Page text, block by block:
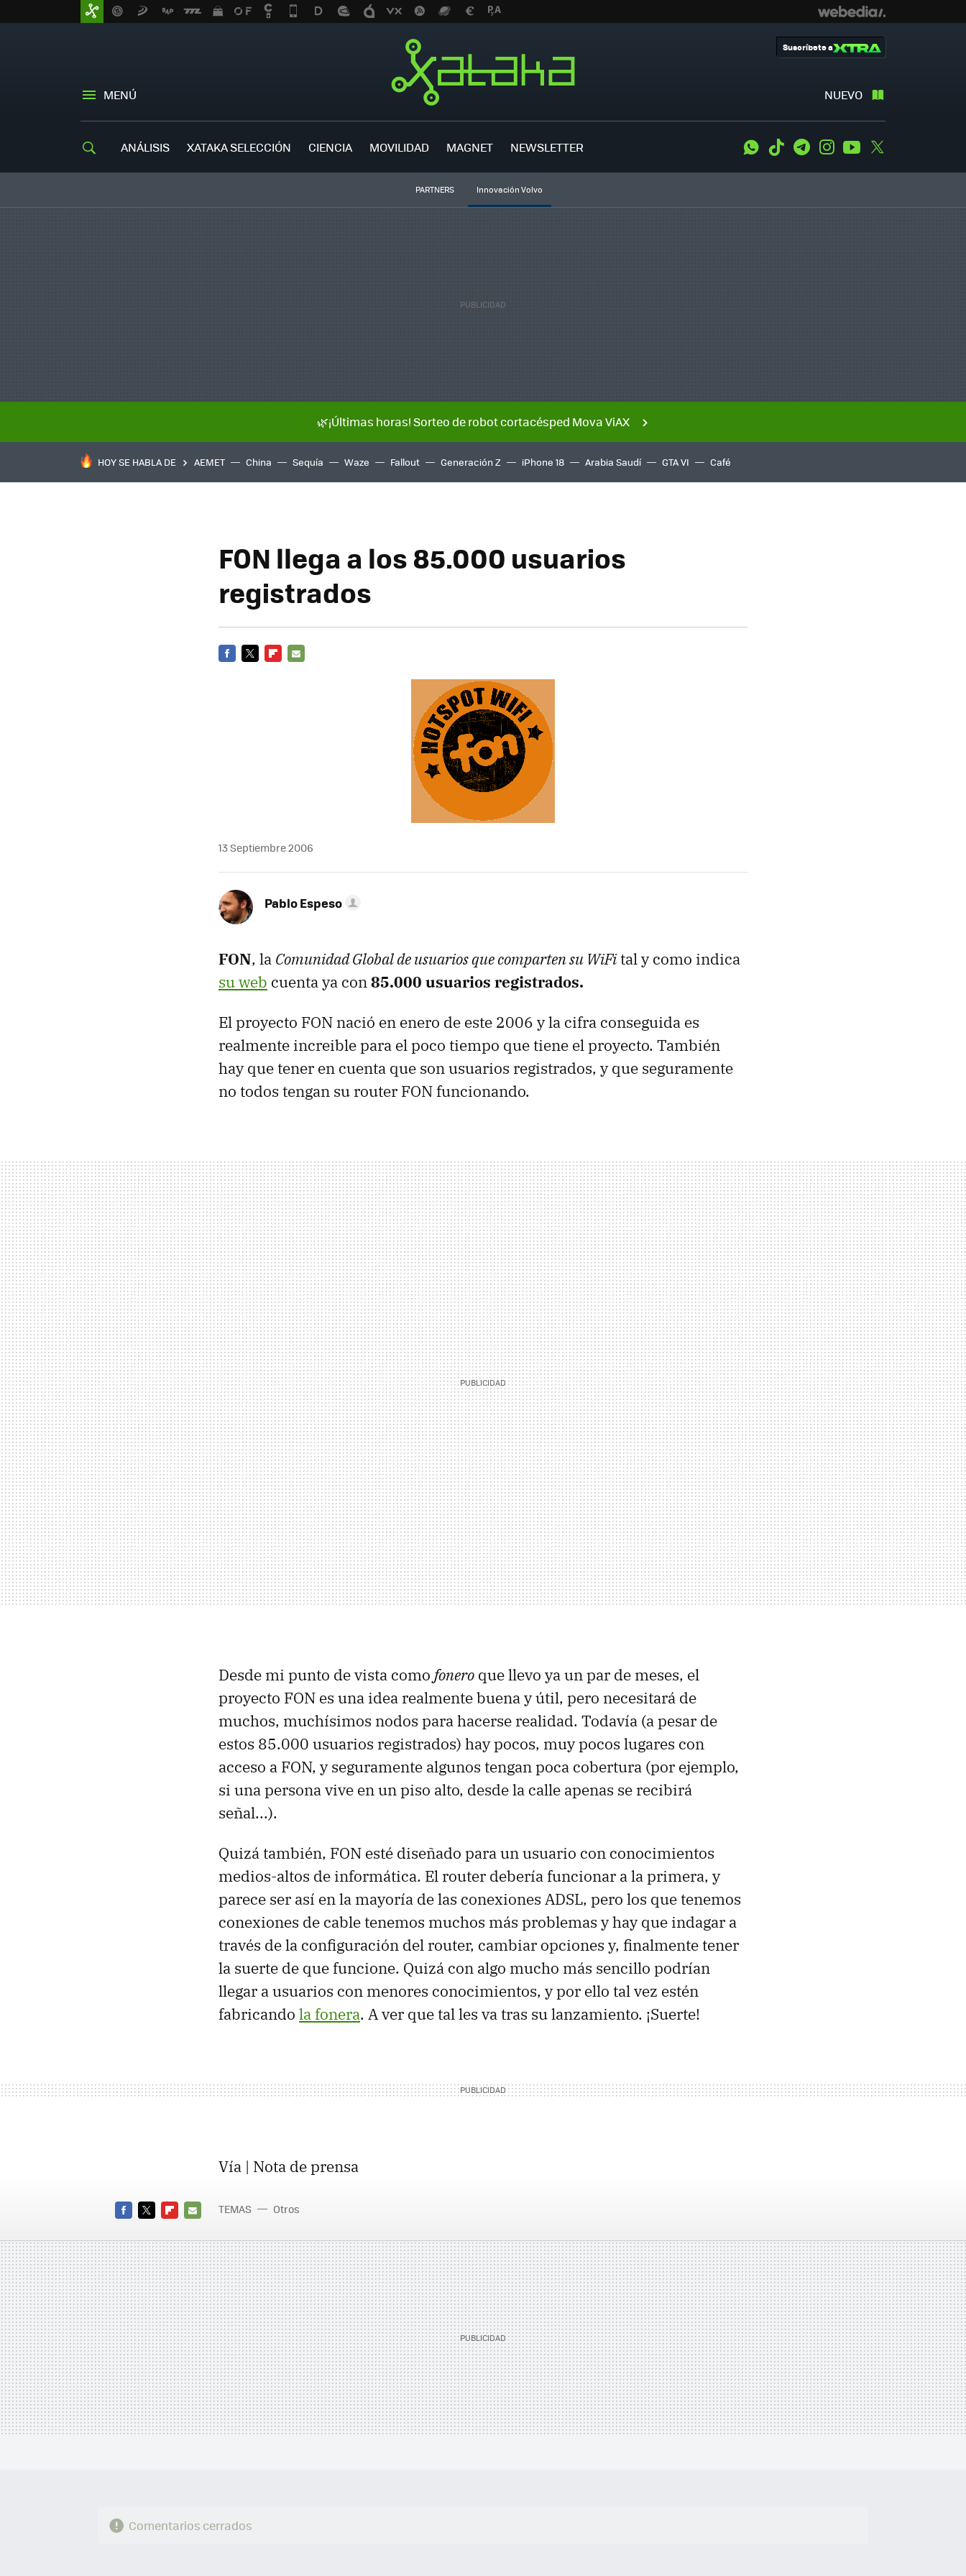
MENÚ NUEVO
Suscríbete a
ANÁLISIS XATAKA SELECCIÓN CIENCIA MOVILIDAD MAGNET NEWSLETTER WhatsApp
Tiktok TelegramInstagramYoutube
PARTNERS Innovación Volvo
🌿¡Últimas horas! Sorteo de robot cortacésped Mova ViAX
HOY SE HABLA DE AEMET China Sequía Waze Fallout Generación Z iPhone 18 Arabia Saudí GTA VI Café
FON llega a los 85.000 usuarios
registrados
13 Septiembre 2006
Pablo Espeso
FON, la Comunidad Global de usuarios que comparten su WiFital y como indica
su web cuenta ya con85.000 usuarios registrados.
El proyecto FON nació en enero de este 2006 y la cifra conseguida es
realmente increible para el poco tiempo que tiene el proyecto. También
hay que tener en cuenta que son usuarios registrados, y que seguramente
no todos tengan su router FON funcionando.
Desde mi punto de vista como fonero que llevo ya un par de meses, el
proyecto FON es una idea realmente buena y útil, pero necesitará de
muchos, muchísimos nodos para hacerse realidad. Todavía (a pesar de
estos 85.000 usuarios registrados) hay pocos, muy pocos lugares con
acceso a FON, y seguramente algunos tengan poca cobertura (por ejemplo,
si una persona vive en un piso alto, desde la calle apenas se recibirá
señal...).
Quizá también, FON esté diseñado para un usuario con conocimientos
medios-altos de informática. El router debería funcionar a la primera, y
parece ser así en la mayoría de las conexiones ADSL, pero los que tenemos
conexiones de cable tenemos muchos más problemas y hay que indagar a
través de la configuración del router, cambiar opciones y, finalmente tener
la suerte de que funcione. Quizá con algo mucho más sencillo podrían
llegar a usuarios con menores conocimientos, y por ello tal vez estén
fabricando la fonera. A ver que tal les va tras su lanzamiento. ¡Suerte!
Vía | Nota de prensa
MAIL
TEMAS Otros
Comentarios cerrados